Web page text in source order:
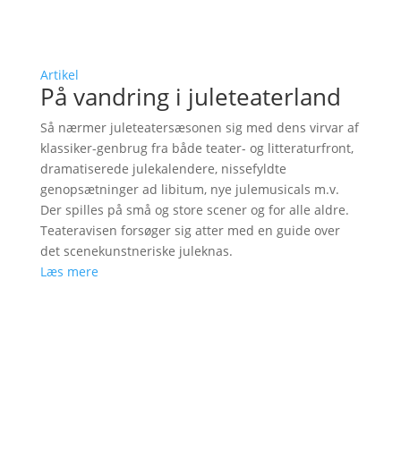
Artikel
På vandring i juleteaterland
Så nærmer juleteatersæsonen sig med dens virvar af
klassiker-genbrug fra både teater- og litteraturfront,
dramatiserede julekalendere, nissefyldte
genopsætninger ad libitum, nye julemusicals m.v.
Der spilles på små og store scener og for alle aldre.
Teateravisen forsøger sig atter med en guide over
det scenekunstneriske juleknas.
Læs mere